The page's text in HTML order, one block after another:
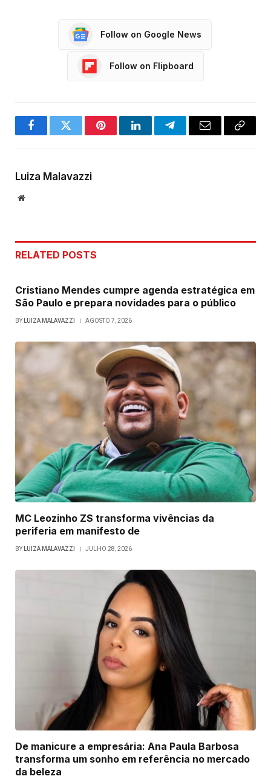
Follow on Google News
Follow on Flipboard
FacebookTwitter PinterestLinkedInTelegramEmail
Copy
Luiza Malavazzi
Website
RELATED POSTS
Cristiano Mendes cumpre agenda estratégica em
São Paulo e prepara novidades para o público
BY LUIZA MALAVAZZI AGOSTO 7, 2026
MC Leozinho ZS transforma vivências da
periferia em manifesto de
BY LUIZA MALAVAZZI JULHO 28, 2026
De manicure a empresária: Ana Paula Barbosa
transforma um sonho em referência no mercado
da beleza